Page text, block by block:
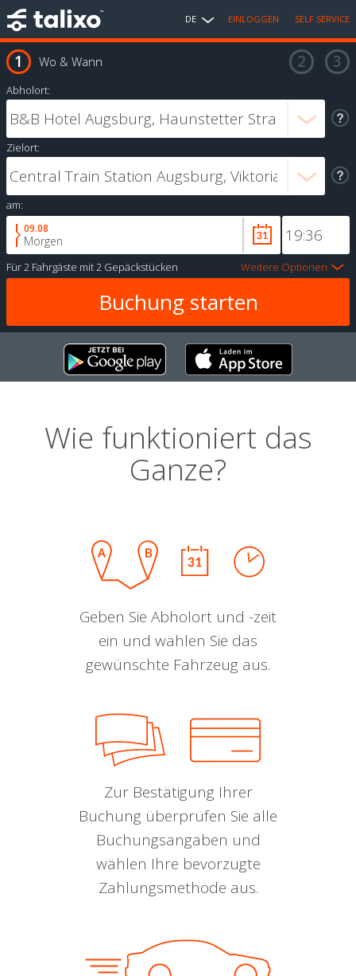
DE EINLOGGEN SELF SERVICE
Wo & Wann
Abholort:
Zielort:
am:
09.08
Morgen
Für2 Fahrgäste mit2 Gepäckstücken Weitere Optionen
Wie funktioniert das
Ganze?
Geben Sie Abholort und -zeit
ein und wählen Sie das
gewünschte Fahrzeug aus.
Zur Bestätigung Ihrer
Buchung überprüfen Sie alle
Buchungsangaben und
wählen Ihre bevorzugte
Zahlungsmethode aus.